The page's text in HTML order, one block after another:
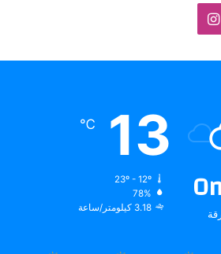
انستقرام
13
℃
23º - 12º
78%
3.18 كيلومتر/ساعة